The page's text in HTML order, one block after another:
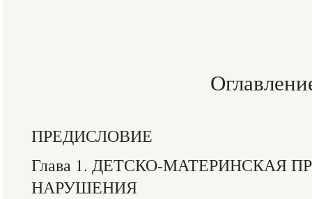
ПРЕДИСЛОВИЕ
Глава 1. ДЕТСКО-МАТЕРИНСКАЯ
НАРУШЕНИЯ